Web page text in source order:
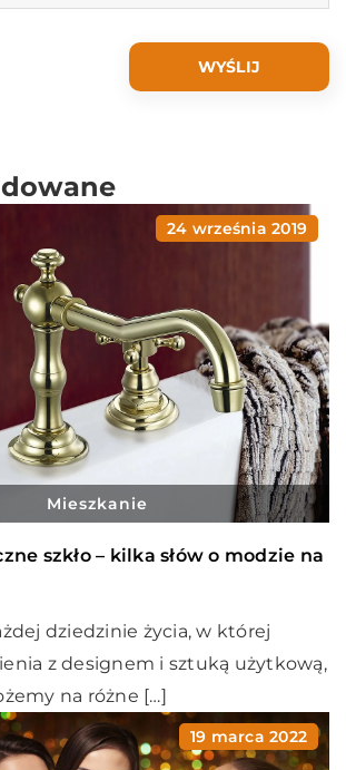
24 września 2019
Mieszkanie
szkło – kilka słów o modzie na
dziedzinie życia, w której
z designem i sztuką użytkową,
na różne […]
19 marca 2022